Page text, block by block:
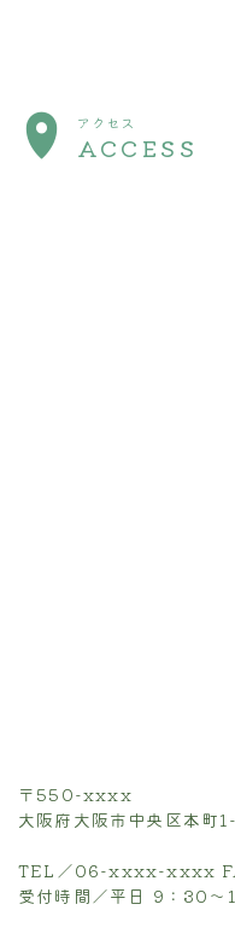
アクセス
ACCESS
〒550-xxxx
大阪府大阪市中央区本町
TEL／06-xxxx-xxxx
受付時間／平日 9：30